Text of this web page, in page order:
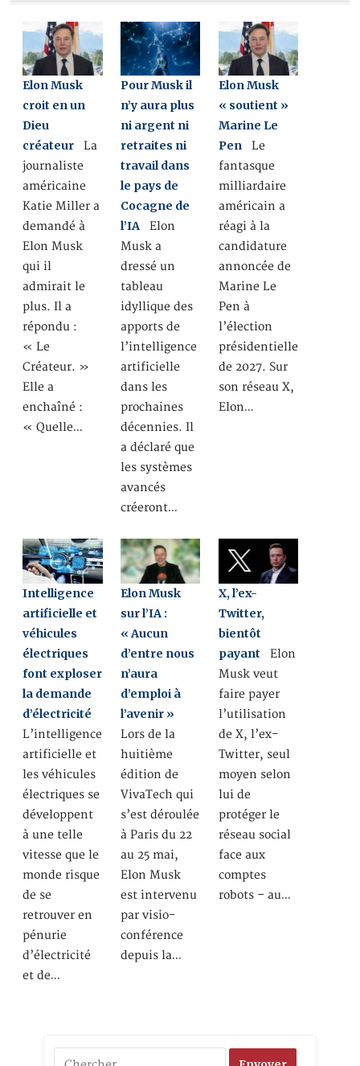
Elon Musk
croit en un
Dieu
créateur La
journaliste
américaine
Katie Miller a
demandé à
Elon Musk
qui il
admirait le
plus. Il a
répondu :
« Le
Créateur. »
Elle a
enchaîné :
« Quelle…
Pour Musk il
n’y aura plus
ni argent ni
retraites ni
travail dans
le pays de
Cocagne de
l’IA Elon
Musk a
dressé un
tableau
idyllique des
apports de
l’intelligence
artificielle
dans les
prochaines
décennies. Il
a déclaré que
les systèmes
avancés
créeront…
Elon Musk
« soutient »
Marine Le
Pen Le
fantasque
milliardaire
américain a
réagi à la
candidature
annoncée de
Marine Le
Pen à
l’élection
présidentielle
de 2027. Sur
son réseau X,
Elon…
Intelligence
artificielle et
véhicules
électriques
font exploser
la demande
d’électricité
L’intelligence
artificielle et
les véhicules
électriques se
développent
à une telle
vitesse que le
monde risque
de se
retrouver en
pénurie
d’électricité
et de…
Elon Musk
sur l’IA :
« Aucun
d’entre nous
n’aura
d’emploi à
l’avenir »
Lors de la
huitième
édition de
VivaTech qui
s’est déroulée
à Paris du 22
au 25 mai,
Elon Musk
est intervenu
par visio-
conférence
depuis la…
X, l’ex-
Twitter,
bientôt
payant Elon
Musk veut
faire payer
l’utilisation
de X, l’ex-
Twitter, seul
moyen selon
lui de
protéger le
réseau social
face aux
comptes
robots – au…